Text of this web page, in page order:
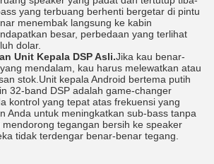
yang terbuang berhenti bergetar di pintu
menembak langsung ke kabin
besar, perbedaan yang terlihat
dolar.
Unit Kepala DSP Asli.Jika kau benar-
mendalam, kau harus melewatkan atau
stok.Unit kepala Android bertema putih
32-band DSP adalah game-changer
kontrol yang tepat atas frekuensi yang
Anda untuk meningkatkan sub-bass tanpa
tegangan bersih ke speaker
tidak terdengar benar-benar tegang.